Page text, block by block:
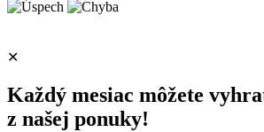
✕
Každý mesiac môžete
z našej ponuky!